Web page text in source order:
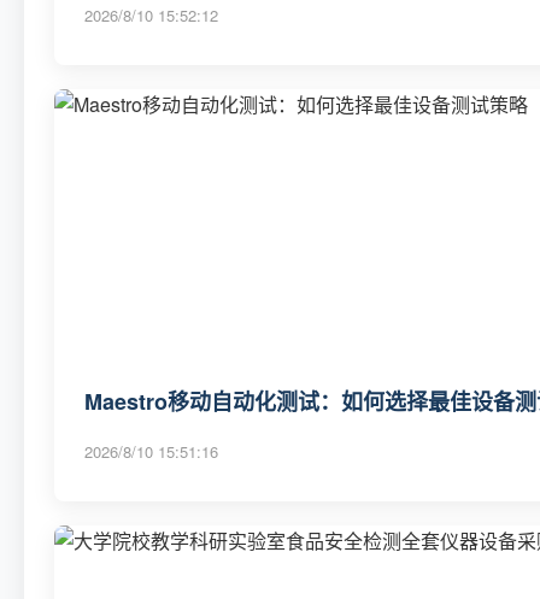
2026/8/10 15:52:12
Maestro移动自动化测试：如何选择最佳设备
2026/8/10 15:51:16